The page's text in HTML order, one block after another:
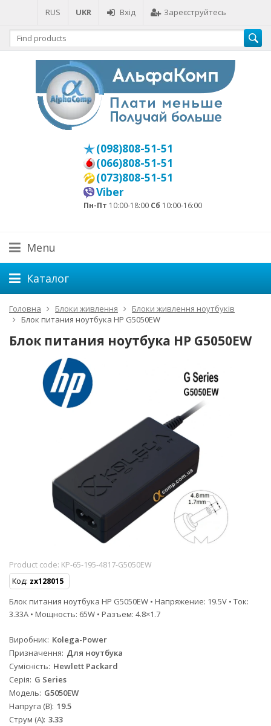
RUS UKR Вхід Зареєструйтесь
(098)808-51-51
(066)808-51-51
(073)808-51-51
Viber
Пн-Пт 10:00-18:00 Сб 10:00-16:00
Menu
Каталог
Головна Блоки живлення
Блоки живлення ноутбуків
Блок питания ноутбука HP G5050EW
Блок питания ноутбука HP G5050EW
Product code: KP-65-195-4817-G5050EW
Код: zx128015
Блок питания ноутбука HP G5050EW • Напряжение: 19.5V • Ток:
3.33A • Мощность: 65W • Разъем: 4.8×1.7
Виробник Kolega-Power
Призначення Для ноутбука
Сумісність Hewlett Packard
Серія G Series
Модель G5050EW
Напруга (В) 19.5
Струм (А) 3.33